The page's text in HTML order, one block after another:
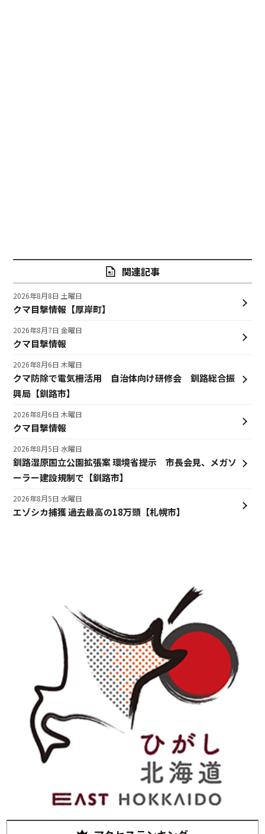
関連記事
クマ目撃情報【厚岸町】
2026年8月8日 土曜日
クマ目撃情報
2026年8月7日 金曜日
クマ防除で電気柵活用 自治体向け研修会 釧路総合振
興局【釧路市】
2026年8月6日 木曜日
クマ目撃情報
2026年8月6日 木曜日
釧路湿原国立公園拡張案 環境省提示 市長会見、メガソ
ーラー建設規制で【釧路市】
2026年8月5日 水曜日
エゾシカ捕獲 過去最高の18万頭【札幌市】
2026年8月5日 水曜日